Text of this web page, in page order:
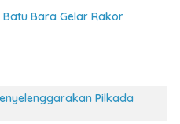
Batu Bara Gelar Rakor
Pilkada